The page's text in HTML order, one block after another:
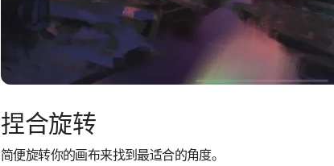
捏合旋转
简便旋转你的画布来找到最适合的角度。